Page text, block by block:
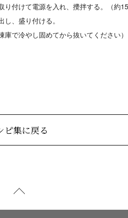
付けて電源を入れ、攪拌する。（約
、盛り付ける。
で冷やし固めてから抜いてください）
ピ集に戻る